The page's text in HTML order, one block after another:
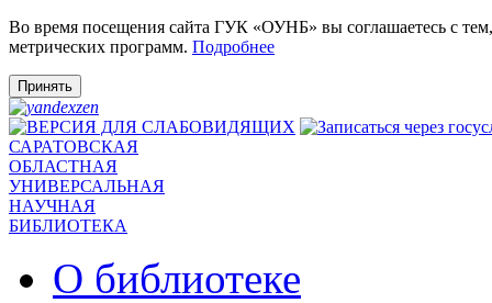
Во время посещения сайта ГУК «ОУНБ» вы соглашаетесь с
метрических программ. Подробнее
Принять
САРАТОВСКАЯ
ОБЛАСТНАЯ
УНИВЕРСАЛЬНАЯ
НАУЧНАЯ
БИБЛИОТЕКА
О библиотеке